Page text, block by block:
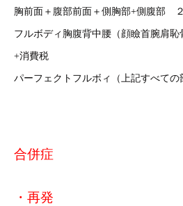
胸前面＋腹部前面＋側胸部+側腹部
フルボディ胸腹背中腰（顔瞼首腕肩
+消費税
パーフェクトフルボィ（上記すべて
合併症
・再発